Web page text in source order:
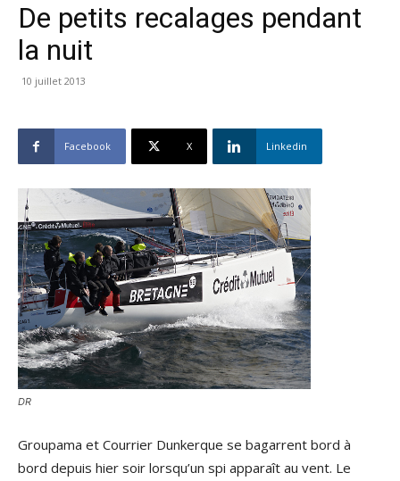
De petits recalages pendant
la nuit
10 juillet 2013
Facebook X Linkedin
DR
Groupama et Courrier Dunkerque se bagarrent bord à
bord depuis hier soir lorsqu’un spi apparaît au vent. Le